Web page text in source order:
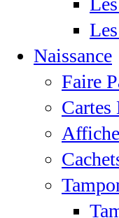
Naissance
Faire